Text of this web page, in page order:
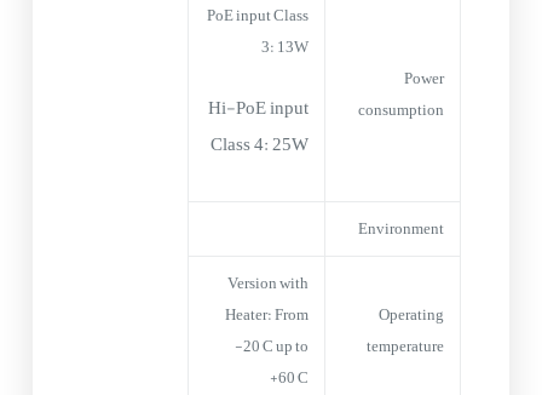
Power
consumption
PoE input Class
3: 13W
Hi-PoE input
Class 4: 25W
Environment
Operating
temperature
Version with
Heater: From
-20°C up to
+60°C